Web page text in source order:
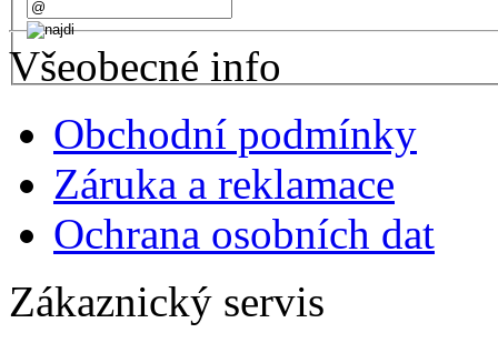
Všeobecné info
Obchodní podmínky
Záruka a reklamace
Ochrana osobních dat
Zákaznický servis